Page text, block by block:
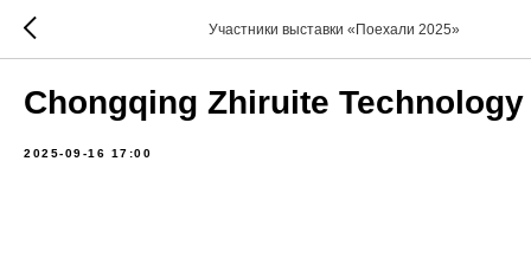
Участники выставки «Поехали 2025»
Chongqing Zhiruite Technology
2025-09-16 17:00